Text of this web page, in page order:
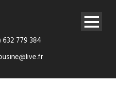
632 779 384